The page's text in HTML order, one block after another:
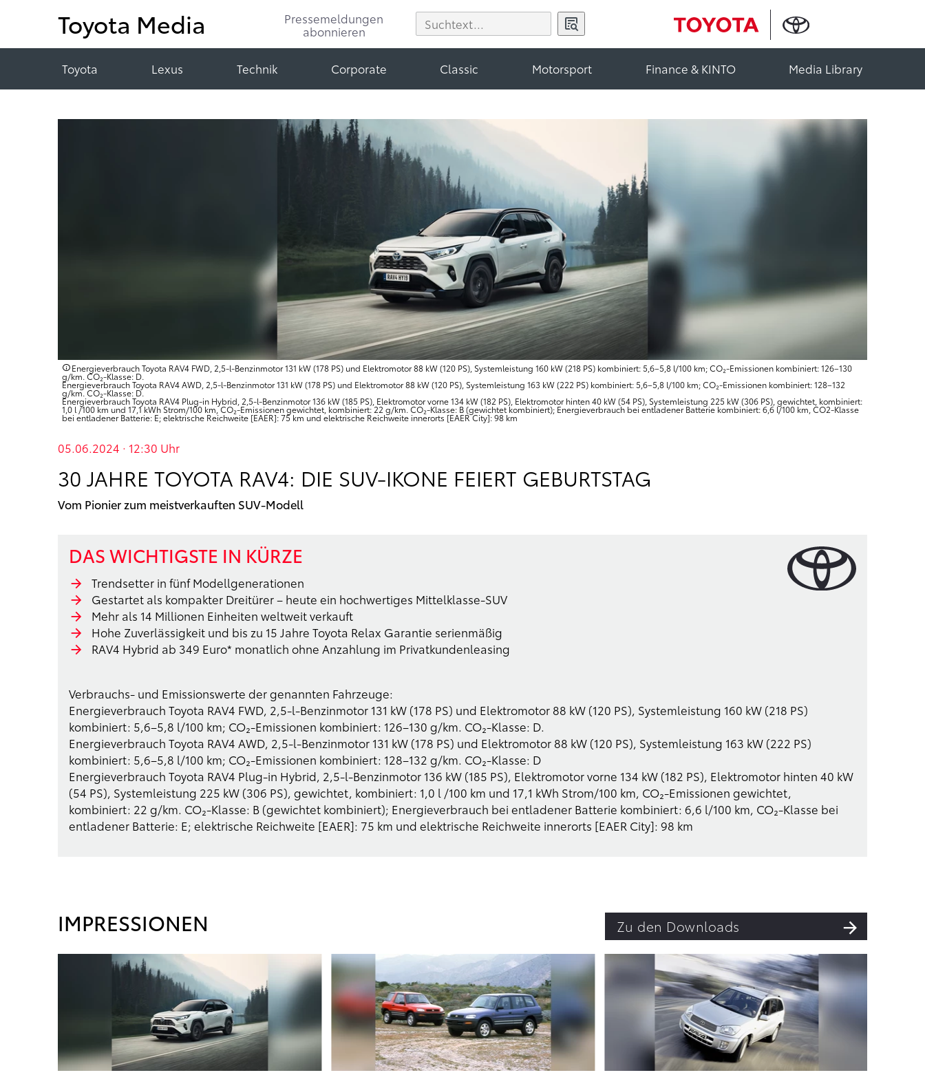
Toyota Media
Pressemeldungen
abonnieren
Toyota Lexus Technik Corporate Classic Motorsport Finance & KINTO Media Library
Energieverbrauch Toyota RAV4 FWD, 2,5-l-Benzinmotor 131 kW (178 PS) und Elektromotor 88 kW (120 PS), Systemleistung 160 kW (218 PS) kombiniert: 5,6–5,8 l/100 km; CO₂-Emissionen kombiniert: 126–130
g/km. CO₂-Klasse: D.
Energieverbrauch Toyota RAV4 AWD, 2,5-l-Benzinmotor 131 kW (178 PS) und Elektromotor 88 kW (120 PS), Systemleistung 163 kW (222 PS) kombiniert: 5,6–5,8 l/100 km; CO₂-Emissionen kombiniert: 128–132
g/km. CO₂-Klasse: D.
Energieverbrauch Toyota RAV4 Plug-in Hybrid, 2,5-l-Benzinmotor 136 kW (185 PS), Elektromotor vorne 134 kW (182 PS), Elektromotor hinten 40 kW (54 PS), Systemleistung 225 kW (306 PS), gewichtet, kombiniert:
1,0 l /100 km und 17,1 kWh Strom/100 km, CO₂-Emissionen gewichtet, kombiniert: 22 g/km. CO₂-Klasse: B (gewichtet kombiniert); Energieverbrauch bei entladener Batterie kombiniert: 6,6 l/100 km, CO2-Klasse
bei entladener Batterie: E; elektrische Reichweite [EAER]: 75 km und elektrische Reichweite innerorts [EAER City]: 98 km
05.06.2024 · 12:30 Uhr
30 JAHRE TOYOTA RAV4: DIE SUV-IKONE FEIERT GEBURTSTAG
Vom Pionier zum meistverkauften SUV-Modell
DAS WICHTIGSTE IN KÜRZE
Trendsetter in fünf Modellgenerationen
Gestartet als kompakter Dreitürer – heute ein hochwertiges Mittelklasse-SUV
Mehr als 14 Millionen Einheiten weltweit verkauft
Hohe Zuverlässigkeit und bis zu 15 Jahre Toyota Relax Garantie serienmäßig
RAV4 Hybrid ab 349 Euro* monatlich ohne Anzahlung im Privatkundenleasing
Verbrauchs- und Emissionswerte der genannten Fahrzeuge:
Energieverbrauch Toyota RAV4 FWD, 2,5-l-Benzinmotor 131 kW (178 PS) und Elektromotor 88 kW (120 PS), Systemleistung 160 kW (218 PS)
kombiniert: 5,6–5,8 l/100 km; CO₂-Emissionen kombiniert: 126–130 g/km. CO₂-Klasse: D.
Energieverbrauch Toyota RAV4 AWD, 2,5-l-Benzinmotor 131 kW (178 PS) und Elektromotor 88 kW (120 PS), Systemleistung 163 kW (222 PS)
kombiniert: 5,6–5,8 l/100 km; CO₂-Emissionen kombiniert: 128–132 g/km. CO₂-Klasse: D
Energieverbrauch Toyota RAV4 Plug-in Hybrid, 2,5-l-Benzinmotor 136 kW (185 PS), Elektromotor vorne 134 kW (182 PS), Elektromotor hinten 40 kW
(54 PS), Systemleistung 225 kW (306 PS), gewichtet, kombiniert: 1,0 l /100 km und 17,1 kWh Strom/100 km, CO₂-Emissionen gewichtet,
kombiniert: 22 g/km. CO₂-Klasse: B (gewichtet kombiniert); Energieverbrauch bei entladener Batterie kombiniert: 6,6 l/100 km, CO₂-Klasse bei
entladener Batterie: E; elektrische Reichweite [EAER]: 75 km und elektrische Reichweite innerorts [EAER City]: 98 km
IMPRESSIONEN Zu den Downloads